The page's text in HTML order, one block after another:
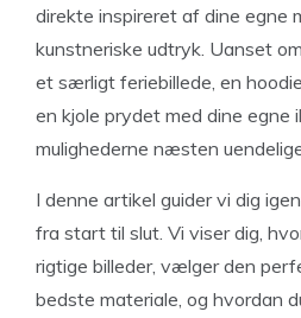
direkte inspireret af dine egne
kunstneriske udtryk. Uanset
et særligt feriebillede, en
en kjole prydet med dine egne
mulighederne næsten
I denne artikel guider vi dig
fra start til slut. Vi viser dig,
rigtige billeder, vælger den
bedste materiale, og hvordan